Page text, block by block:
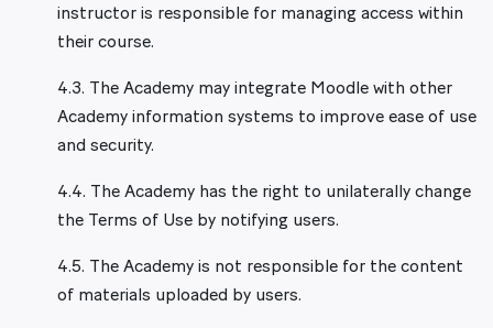
instructor is responsible for managing access within
their course.
4.3. The Academy may integrate Moodle with other
Academy information systems to improve ease of use
and security.
4.4. The Academy has the right to unilaterally change
the Terms of Use by notifying users.
4.5. The Academy is not responsible for the content
of materials uploaded by users.